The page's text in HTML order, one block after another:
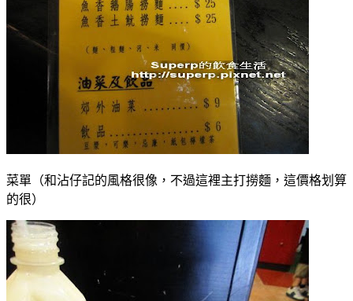
菜單（和沾仔記的風格很像，不過這裡主打撈麵，這價格划算
的很）